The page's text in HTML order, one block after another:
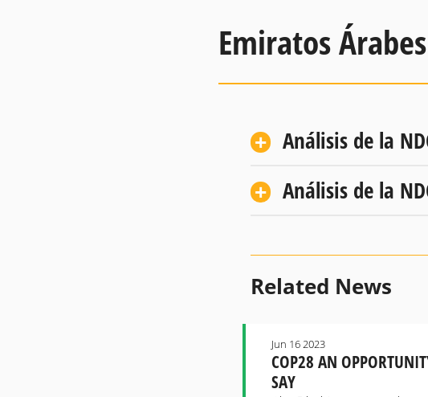
Emiratos
Análisis de la
Análisis de la
Related News
COP28 AN
SAY
Jun 16 2023